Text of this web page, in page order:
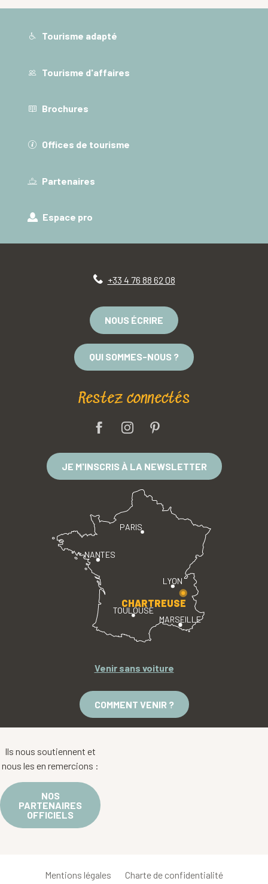
Tourisme adapté
Tourisme d'affaires
Brochures
Offices de tourisme
Partenaires
Espace pro
+33 4 76 88 62 08
NOUS ÉCRIRE
QUI SOMMES-NOUS ?
Restez connectés
JE M'INSCRIS À LA NEWSLETTER
PARIS
LYON
TOULOUSE
MARSEILLE
NANTES
CHARTREUSE
Venir sans voiture
COMMENT VENIR ?
Ils nous soutiennent et
nous les en remercions :
NOS
PARTENAIRES
OFFICIELS
Mentions légales Charte de confidentialité